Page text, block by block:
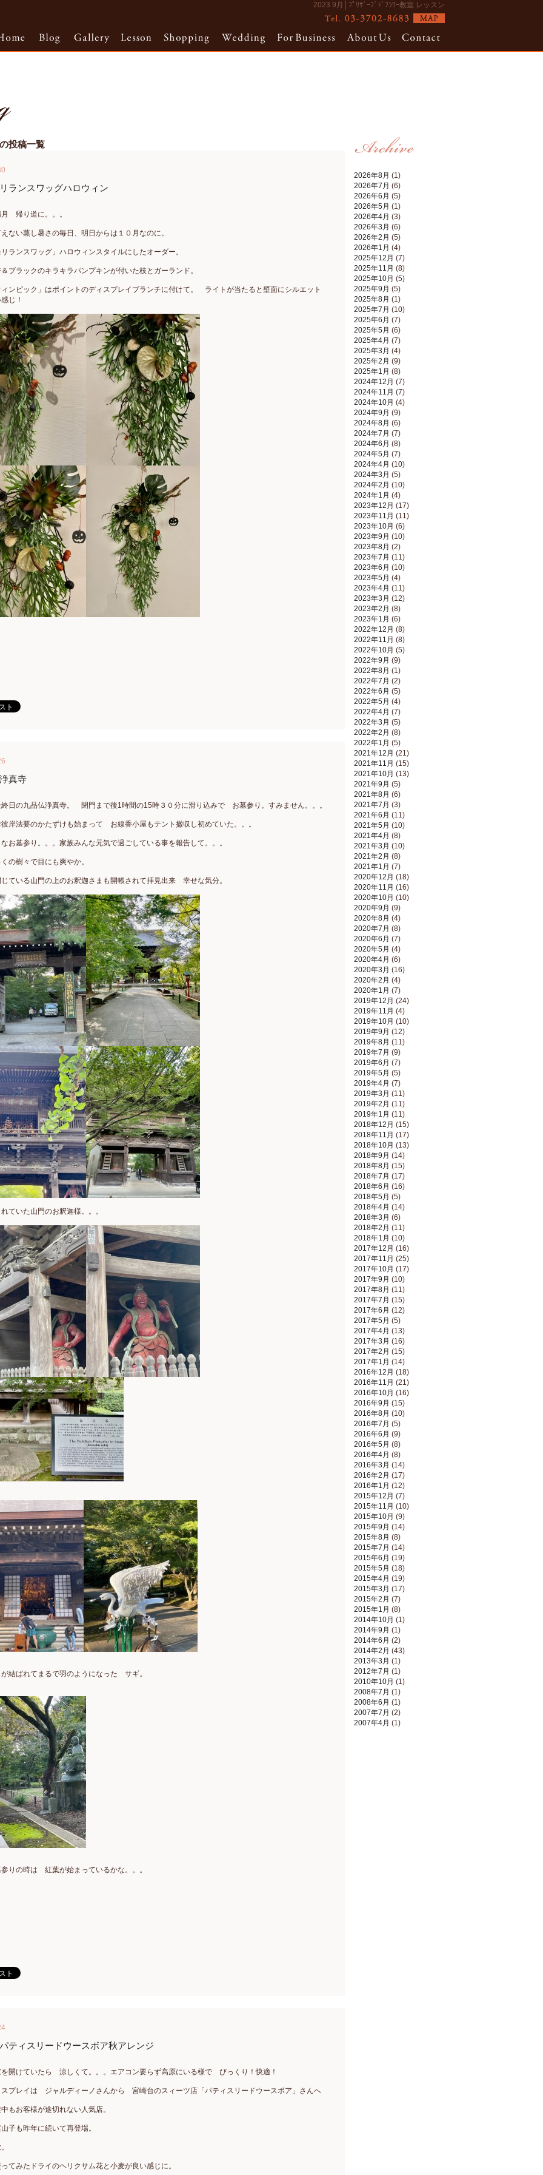
2023 9月│ﾌﾟﾘｻﾞｰﾌﾞﾄﾞﾌﾗﾜｰ教室 レッスン
2026年8月 (1)
2026年7月 (6)
2026年6月 (5)
2026年5月 (1)
2026年4月 (3)
2026年3月 (6)
2026年2月 (5)
2026年1月 (4)
2025年12月 (7)
2025年11月 (8)
2025年10月 (5)
2025年9月 (5)
2025年8月 (1)
2025年7月 (10)
2025年6月 (7)
2025年5月 (6)
2025年4月 (7)
2025年3月 (4)
2025年2月 (9)
2025年1月 (8)
2024年12月 (7)
2024年11月 (7)
2024年10月 (4)
2024年9月 (9)
2024年8月 (6)
2024年7月 (7)
2024年6月 (8)
2024年5月 (7)
2024年4月 (10)
2024年3月 (5)
2024年2月 (10)
2024年1月 (4)
2023年12月 (17)
2023年11月 (11)
2023年10月 (6)
2023年9月 (10)
2023年8月 (2)
2023年7月 (11)
2023年6月 (10)
2023年5月 (4)
2023年4月 (11)
2023年3月 (12)
2023年2月 (8)
2023年1月 (6)
2022年12月 (8)
2022年11月 (8)
2022年10月 (5)
2022年9月 (9)
2022年8月 (1)
2022年7月 (2)
2022年6月 (5)
2022年5月 (4)
2022年4月 (7)
2022年3月 (5)
2022年2月 (8)
2022年1月 (5)
2021年12月 (21)
2021年11月 (15)
2021年10月 (13)
2021年9月 (5)
2021年8月 (6)
2021年7月 (3)
2021年6月 (11)
2021年5月 (10)
2021年4月 (8)
2021年3月 (10)
2021年2月 (8)
2021年1月 (7)
2020年12月 (18)
2020年11月 (16)
2020年10月 (10)
2020年9月 (9)
2020年8月 (4)
2020年7月 (8)
2020年6月 (7)
2020年5月 (4)
2020年4月 (6)
2020年3月 (16)
2020年2月 (4)
2020年1月 (7)
2019年12月 (24)
2019年11月 (4)
2019年10月 (10)
2019年9月 (12)
2019年8月 (11)
2019年7月 (9)
2019年6月 (7)
2019年5月 (5)
2019年4月 (7)
2019年3月 (11)
2019年2月 (11)
2019年1月 (11)
2018年12月 (15)
2018年11月 (17)
2018年10月 (13)
2018年9月 (14)
2018年8月 (15)
2018年7月 (17)
2018年6月 (16)
2018年5月 (5)
2018年4月 (14)
2018年3月 (6)
2018年2月 (11)
2018年1月 (10)
2017年12月 (16)
2017年11月 (25)
2017年10月 (17)
2017年9月 (10)
2017年8月 (11)
2017年7月 (15)
2017年6月 (12)
2017年5月 (5)
2017年4月 (13)
2017年3月 (16)
2017年2月 (15)
2017年1月 (14)
2016年12月 (18)
2016年11月 (21)
2016年10月 (16)
2016年9月 (15)
2016年8月 (10)
2016年7月 (5)
2016年6月 (9)
2016年5月 (8)
2016年4月 (8)
2016年3月 (14)
2016年2月 (17)
2016年1月 (12)
2015年12月 (7)
2015年11月 (10)
2015年10月 (9)
2015年9月 (14)
2015年8月 (8)
2015年7月 (14)
2015年6月 (19)
2015年5月 (18)
2015年4月 (19)
2015年3月 (17)
2015年2月 (7)
2015年1月 (8)
2014年10月 (1)
2014年9月 (1)
2014年6月 (2)
2014年2月 (43)
2013年3月 (1)
2012年7月 (1)
2010年10月 (1)
2008年7月 (1)
2008年6月 (1)
2007年7月 (2)
2007年4月 (1)
投稿一覧
ランスワッグハロウィン
帰り道に。。。
ない蒸し暑さの毎日、明日からは１０月なのに。
ランスワッグ」ハロウィンスタイルにしたオーダー。
ブラックのキラキラパンプキンが付いた枝とガーランド。
ンピック」はポイントのディスプレイブランチに付けて。 ライトが当たると壁面にシルエット
じ！
真寺
日の九品仏浄真寺。 閉門まで後1時間の15時３０分に滑り込みで お墓参り。すみません。。。
岸法要のかたずけも始まって お線香小屋もテント撤収し初めていた。。。
お墓参り。。。家族みんな元気で過ごしている事を報告して。。。
の樹々で目にも爽やか。
ている山門の上のお釈迦さまも開帳されて拝見出来 幸せな気分。
ていた山門のお釈迦様。。。
結ばれてまるで羽のようになった サギ。
りの時は 紅葉が始まっているかな。。。
ティスリードウースボア秋アレンジ
を開けていたら 涼しくて。。。エアコン要らず高原にいる様で びっくり！快適！
スプレイは ジャルディーノさんから 宮崎台のスィーツ店「パティスリードウースボア」さんへ
もお客様が途切れない人気店。
子も昨年に続いて再登場。
てみたドライのヘリクサム花と小麦が良い感じに。